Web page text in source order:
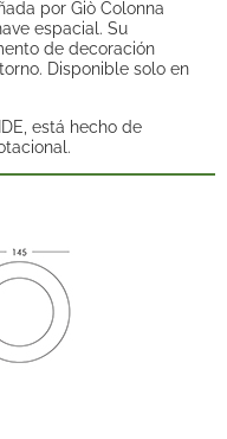
por Giò Colonna
espacial. Su
de decoración
Disponible solo en
está hecho de